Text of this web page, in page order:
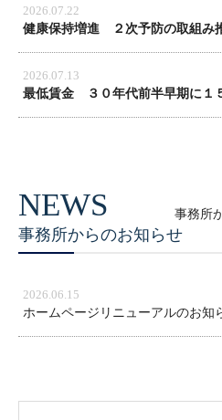
2026.07.22
健康保持増進 ２次予防の取組
2026.07.13
最低賃金 ３０年代前半早期に
事務所からのお知らせ
事務所
2026.06.15
ホームページリニューアルのお知